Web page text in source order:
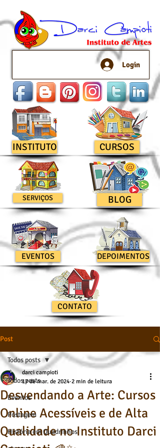
Login
INSTITUTO
SERVIÇOS
EVENTOS
CURSOS
BLOG
DEPOIMENTOS
CONTATO
Post
Todos posts
Eventos
Postagem
História em Quadrinhos
Todos posts
Desvendando a Arte: Cursos
Online Acessíveis e de Alta
Qualidade no Instituto Darci
darci campioti
17 de mar. de 2024 2 min de leitura